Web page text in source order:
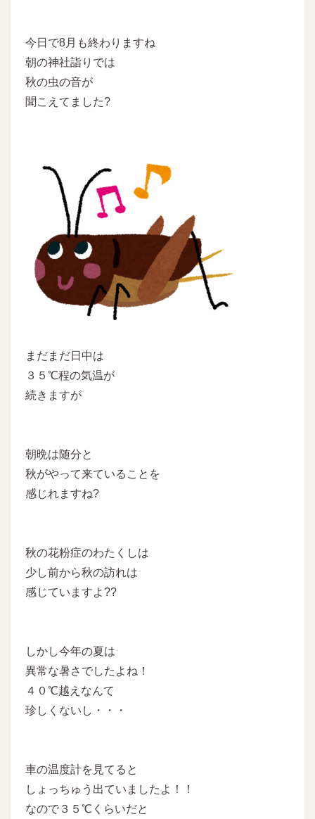
今日で8月も終わりますね
朝の神社詣りでは
秋の虫の音が
聞こえてました?
まだまだ日中は
３５℃程の気温が
続きますが
朝晩は随分と
秋がやって来ていることを
感じれますね?
秋の花粉症のわたくしは
少し前から秋の訪れは
感じていますよ??
しかし今年の夏は
異常な暑さでしたよね！
４０℃越えなんて
珍しくないし・・・
車の温度計を見てると
しょっちゅう出ていましたよ！！
なので３５℃くらいだと